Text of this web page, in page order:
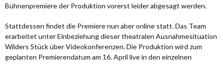
Bühnenpremiere der Produktion vorerst leider abgesagt werden.
Stattdessen findet die Premiere nun aber online statt. Das Team
erarbeitet unter Einbeziehung dieser theatralen Ausnahmesituation
Wilders Stück über Videokonferenzen. Die Produktion wird zum
geplanten Premierendatum am 16. April live in den einzelnen